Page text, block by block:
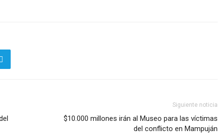
Siguiente noticia
$10.000 millones irán al Museo para las víctimas
del conflicto en Mampuján